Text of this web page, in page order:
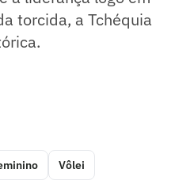
torcida, a Tchéquia
Vôlei